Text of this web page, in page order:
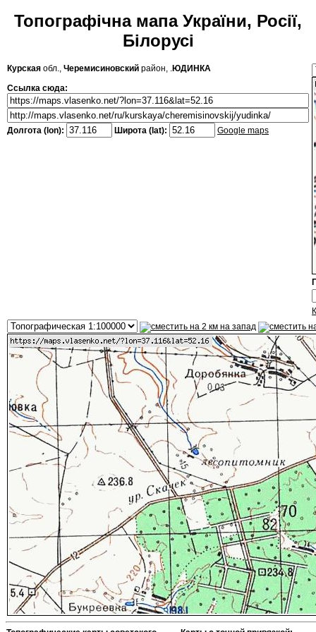
Топографічна мапа України, Росії,
Білорусі
Курская обл., Черемисиновский район, .ЮДИНКА
Ссылка сюда:
Долгота (lon): Широта (lat): Google maps